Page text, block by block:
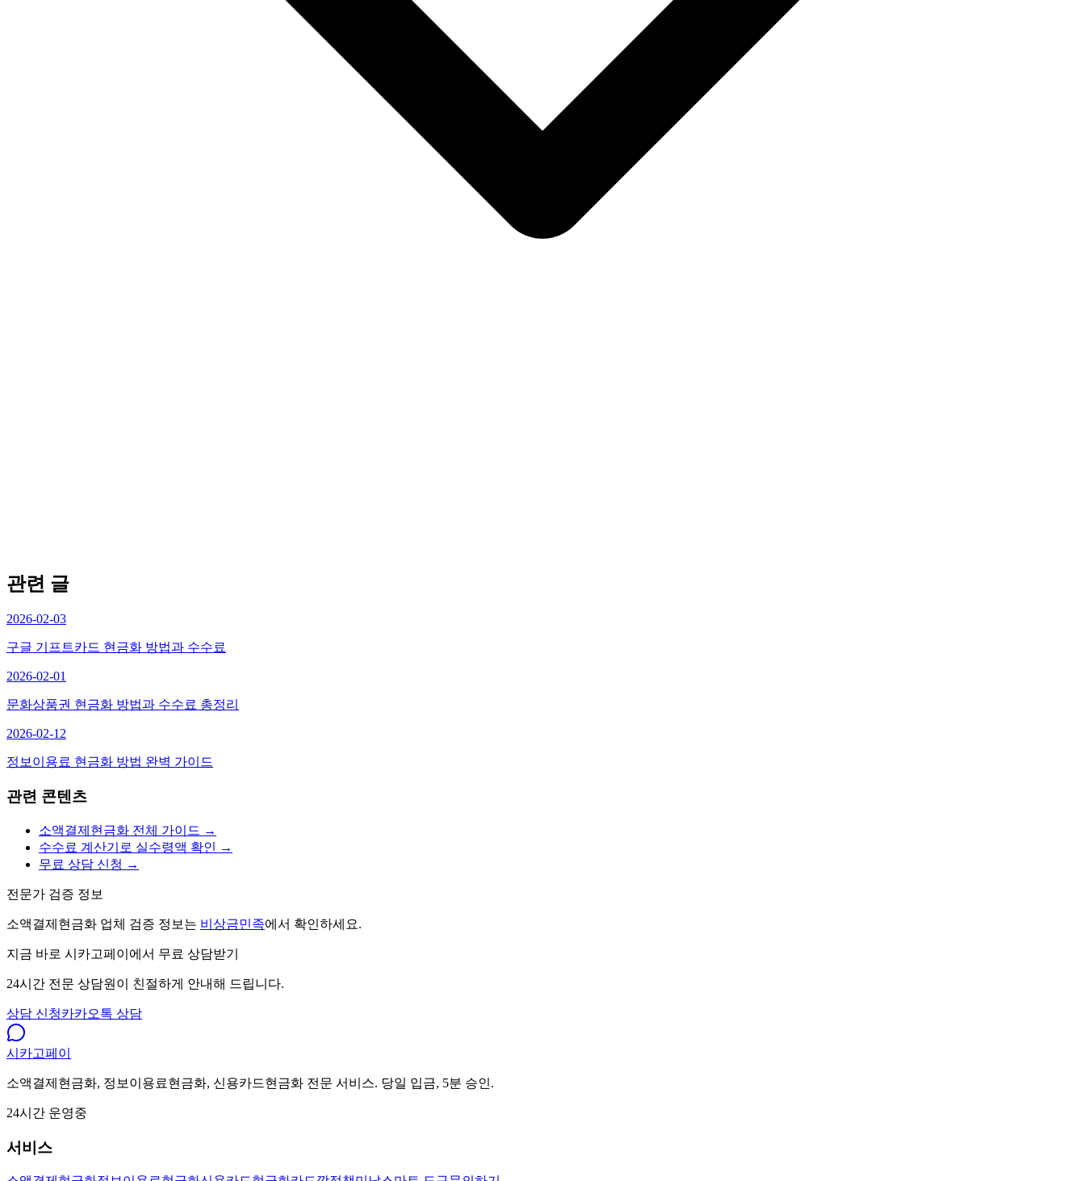
관련 글
2026-02-03
구글 기프트카드 현금화 방법과 수수료
2026-02-01
문화상품권 현금화 방법과 수수료 총정리
2026-02-12
정보이용료 현금화 방법 완벽 가이드
관련 콘텐츠
소액결제현금화 전체 가이드 →
수수료 계산기로 실수령액 확인 →
무료 상담 신청 →
전문가 검증 정보
소액결제현금화 업체 검증 정보는 비상금민족에서 확인하세요.
지금 바로 시카고페이에서 무료 상담받기
24시간 전문 상담원이 친절하게 안내해 드립니다.
상담 신청카카오톡 상담
시카고페이
소액결제현금화, 정보이용료현금화, 신용카드현금화 전문 서비스. 당일 입금, 5분 승인.
24시간 운영중
서비스